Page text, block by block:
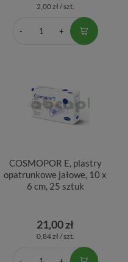
2,00 zł / szt.
COSMOPOR E, plastry
opatrunkowe jałowe, 10 x
6 cm, 25 sztuk
21,00 zł
0,84 zł / szt.